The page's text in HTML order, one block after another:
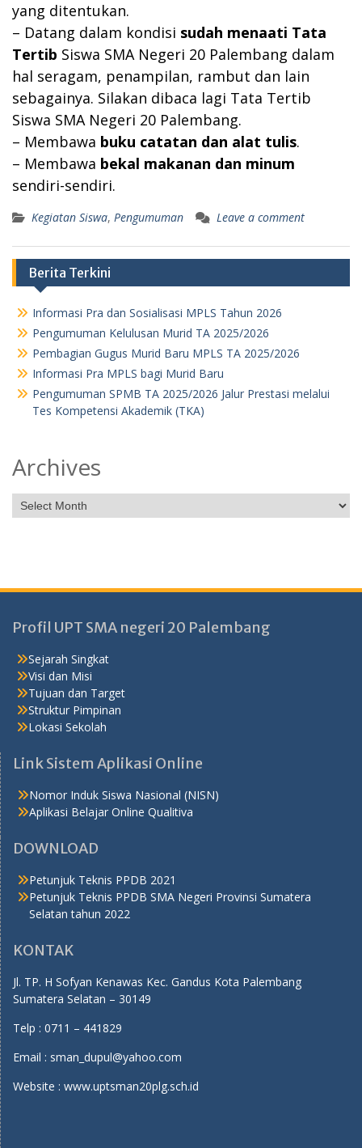
yang ditentukan.
– Datang dalam kondisi sudah menaati Tata
Tertib Siswa SMA Negeri 20 Palembang dalam
hal seragam, penampilan, rambut dan lain
sebagainya. Silakan dibaca lagi Tata Tertib
Siswa SMA Negeri 20 Palembang.
– Membawa buku catatan dan alat tulis.
– Membawa bekal makanan dan minum
sendiri-sendiri.
Kegiatan Siswa, Pengumuman Leave a comment
Berita Terkini
Informasi Pra dan Sosialisasi MPLS Tahun 2026
Pengumuman Kelulusan Murid TA 2025/2026
Pembagian Gugus Murid Baru MPLS TA 2025/2026
Informasi Pra MPLS bagi Murid Baru
Pengumuman SPMB TA 2025/2026 Jalur Prestasi melalui
Tes Kompetensi Akademik (TKA)
Archives
Profil UPT SMA negeri 20 Palembang
Sejarah Singkat
Visi dan Misi
Tujuan dan Target
Struktur Pimpinan
Lokasi Sekolah
Link Sistem Aplikasi Online
Nomor Induk Siswa Nasional (NISN)
Aplikasi Belajar Online Qualitiva
DOWNLOAD
Petunjuk Teknis PPDB 2021
Petunjuk Teknis PPDB SMA Negeri Provinsi Sumatera
Selatan tahun 2022
KONTAK
Jl. TP. H Sofyan Kenawas Kec. Gandus Kota Palembang
Sumatera Selatan – 30149
Telp : 0711 – 441829
Email : sman_dupul@yahoo.com
Website : www.uptsman20plg.sch.id